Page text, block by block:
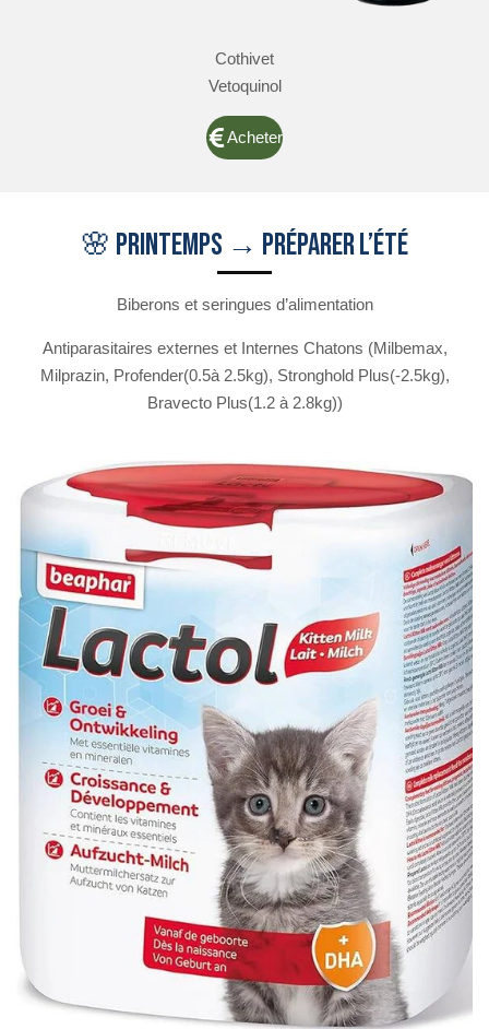
Cothivet
Vetoquinol
Acheter
🌸 Printemps → préparer l’été
Biberons et seringues d’alimentation
Antiparasitaires externes et Internes Chatons (Milbemax,
Milprazin, Profender(0.5à 2.5kg), Stronghold Plus(-2.5kg),
Bravecto Plus(1.2 à 2.8kg))